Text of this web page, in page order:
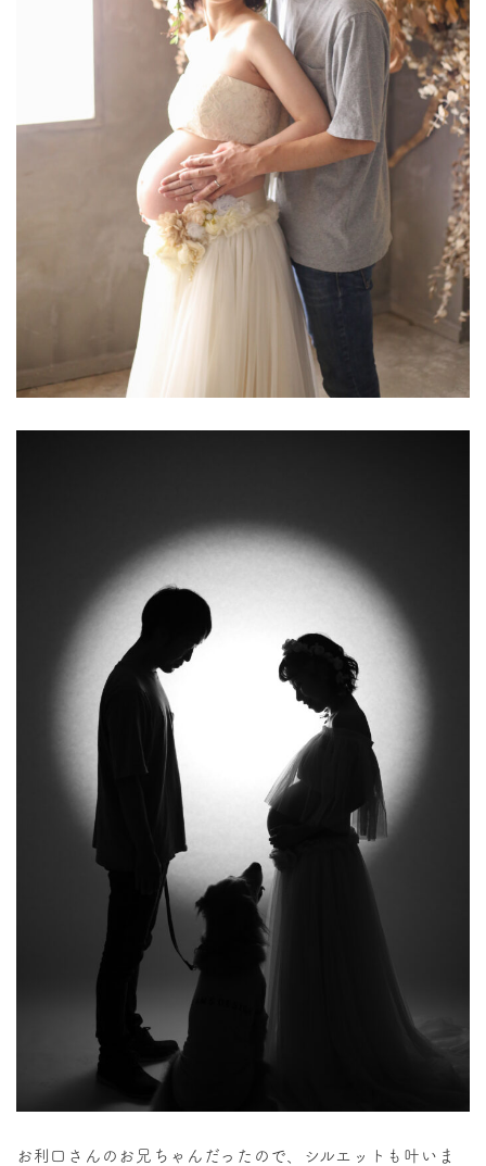
お利口さんのお兄ちゃんだったので、シルエットも叶いま